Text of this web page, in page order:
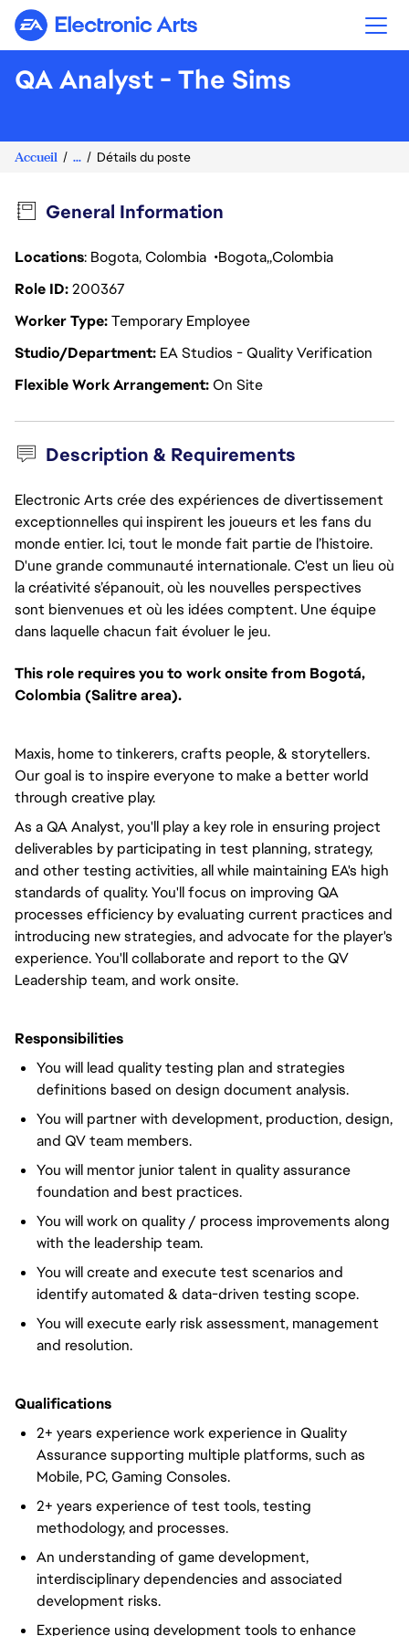
Electronic Arts
QA Analyst - The Sims
Accueil ... Détails du poste
General Information
Locations: Bogota, Colombia Bogota Colombia
Role ID200367
Worker TypeTemporary Employee
Studio/Department EA Studios - Quality Verification
Flexible Work ArrangementOn Site
Description & Requirements
Electronic Arts crée des expériences de divertissement
exceptionnelles qui inspirent les joueurs et les fans du
monde entier. Ici, tout le monde fait partie de l’histoire.
D'une grande communauté internationale. C'est un lieu où
la créativité s’épanouit, où les nouvelles perspectives
sont bienvenues et où les idées comptent. Une équipe
dans laquelle chacun fait évoluer le jeu.
This role requires you to work onsite from Bogotá,
Colombia (Salitre area).
Maxis, home to tinkerers, crafts people, & storytellers.
Our goal is to inspire everyone to make a better world
through creative play.
As a QA Analyst,you'll play a key role in ensuring project
deliverables by participating in test planning, strategy,
and other testing activities, all while maintaining EA's high
standards of quality.You'llfocus on improving QA
processes efficiency by evaluating current practices and
introducing new strategies, and advocate for the player's
experience. You'll collaborate and report to theQV
Leadership team, and work onsite.
Responsibilities
You will lead quality testing plan and strategies
definitions based on design document analysis.
You will partner with development, production, design,
and QV team members.
You will mentor junior talent in quality assurance
foundation and best practices.
You willwork on quality / process improvements along
with the leadership team.
You willcreate and executetest scenarios and
identify automated & data-driven testing scope.
You willexecuteearly risk assessment, management
and resolution.
Qualifications
2+ years experiencework experience in Quality
Assurance supporting multiple platforms, such as
Mobile, PC, Gaming Consoles.
2+ years experienceof test tools, testing
methodology, and processes.
An understanding of game development,
interdisciplinary dependencies and associated
development risks.
Experience using development tools to enhance